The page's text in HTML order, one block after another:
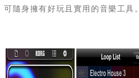
可隨身擁有好玩且實用的音樂工具。